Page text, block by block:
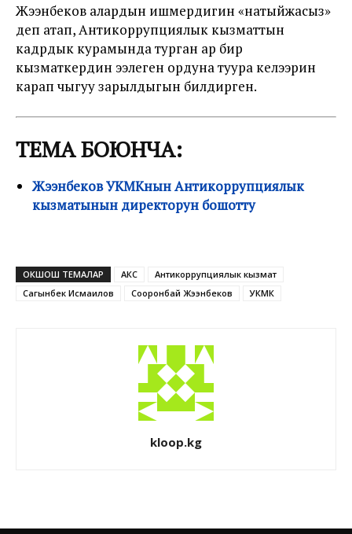
Жээнбеков алардын ишмердигин «натыйжасыз»
деп атап, Антикоррупциялык кызматтын
кадрдык курамында турган ар бир
кызматкердин ээлеген ордуна туура келээрин
карап чыгуу зарылдыгын билдирген.
ТЕМА БОЮНЧА:
Жээнбеков УКМКнын Антикоррупциялык
кызматынын директорун бошотту
ОКШОШ ТЕМАЛАР АКС
Антикоррупциялык кызмат
Сагынбек Исмаилов
Сооронбай Жээнбеков УКМК
kloop.kg